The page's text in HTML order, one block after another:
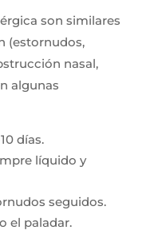
son similares
(estornudos,
nasal,
algunas
días.
líquido y
seguidos.
el paladar.